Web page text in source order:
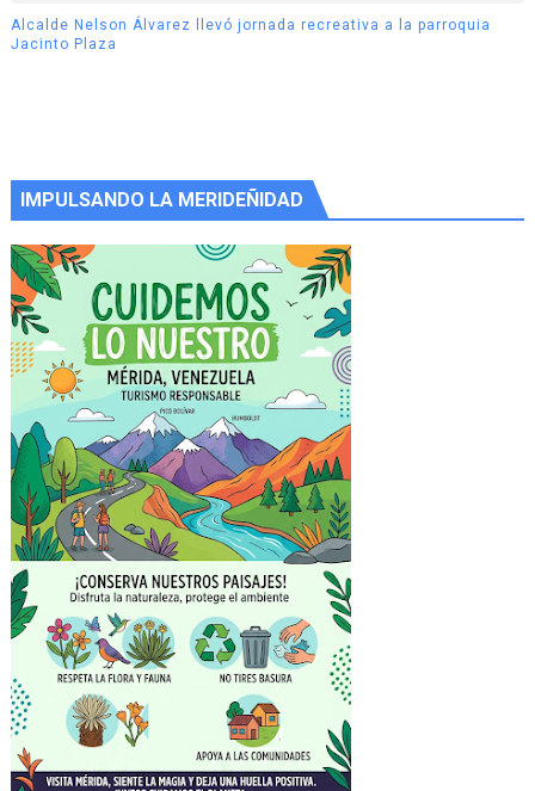
Alcalde Nelson Álvarez llevó jornada recreativa a la parroquia
Jacinto Plaza
IMPULSANDO LA MERIDEÑIDAD